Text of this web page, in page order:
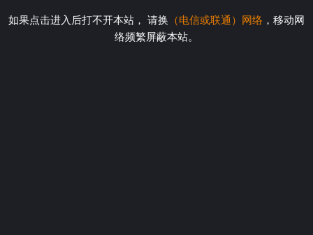
如果点击进入后打不开本站， 请换 （电信或联通）网络 ，移动网
络频繁屏蔽本站。